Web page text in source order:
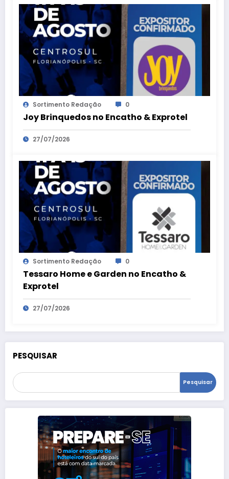
Sortimento Redação 0
Joy Brinquedos no Encatho & Exprotel
27/07/2026
Sortimento Redação 0
Tessaro Home e Garden no Encatho &
Exprotel
27/07/2026
PESQUISAR
Pesquisar